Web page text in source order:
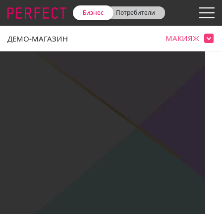
Бизнес Потребители
ДЕМО-МАГАЗИН МАКИЯЖ